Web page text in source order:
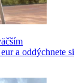
a oddýchnete si